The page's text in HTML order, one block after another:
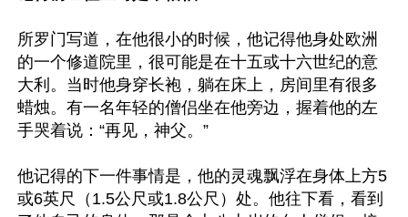
所罗门写道，在他很小的时候，他记得他身处欧洲
的一个修道院里，很可能是在十五或十六世纪的意
大利。当时他身穿长袍，躺在床上，房间里有很多
蜡烛。有一名年轻的僧侣坐在他旁边，握着他的左
手哭着说：“再见，神父。”
他记得的下一件事情是，他的灵魂飘浮在身体上方5
或6英尺（1.5公尺或1.8公尺）处。他往下看，看到